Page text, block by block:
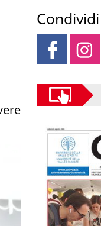
Condividi